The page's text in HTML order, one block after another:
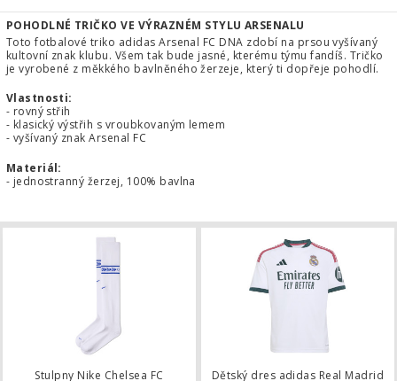
POHODLNÉ TRIČKO VE VÝRAZNÉM STYLU ARSENALU
Toto fotbalové triko adidas Arsenal FC DNA zdobí na prsou vyšívaný
kultovní znak klubu. Všem tak bude jasné, kterému týmu fandíš. Tričko
je vyrobené z měkkého bavlněného žerzeje, který ti dopřeje pohodlí.
Vlastnosti:
- rovný střih
- klasický výstřih s vroubkovaným lemem
- vyšívaný znak Arsenal FC
Materiál:
- jednostranný žerzej, 100% bavlna
Stulpny Nike Chelsea FC
Dětský dres adidas Real Madrid